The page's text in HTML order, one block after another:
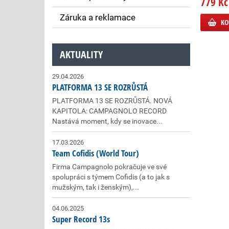
Záruka a reklamace
AKTUALITY
29.04.2026
PLATFORMA 13 SE ROZRŮSTÁ
PLATFORMA 13 SE ROZRŮSTÁ. NOVÁ
KAPITOLA: CAMPAGNOLO RECORD
Nastává moment, kdy se inovace...
17.03.2026
Team Cofidis (World Tour)
Firma Campagnolo pokračuje ve své
spolupráci s týmem Cofidis (a to jak s
mužským, tak i ženským),...
04.06.2025
Super Record 13s